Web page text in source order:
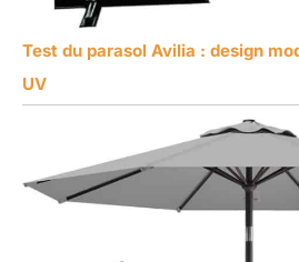
Test du parasol Avilia : design
UV